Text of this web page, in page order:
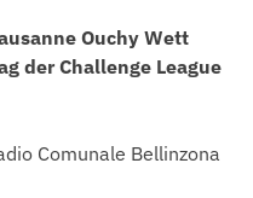
Ouchy Wett
der Challenge League
Comunale Bellinzona